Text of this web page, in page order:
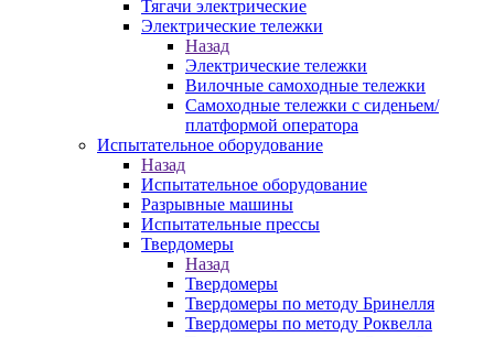
Тягачи электрические
Электрические тележки
Назад
Электрические тележки
Вилочные самоходные тележки
Самоходные тележки с сиденьем/
платформой оператора
Испытательное оборудование
Назад
Испытательное оборудование
Разрывные машины
Испытательные прессы
Твердомеры
Назад
Твердомеры
Твердомеры по методу Бринелля
Твердомеры по методу Роквелла